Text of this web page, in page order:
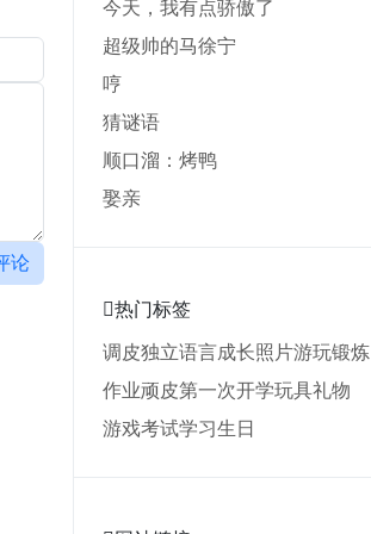
论
今天，我有点骄傲了
超级帅的马徐宁
哼
猜谜语
顺口溜：烤鸭
娶亲
热门标签
调皮独立语言成长照片游玩锻炼
作业顽皮第一次开学玩具礼物
游戏考试学习生日